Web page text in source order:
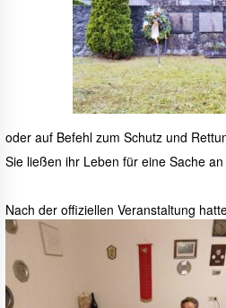
oder auf Befehl zum Schutz und
Sie ließen ihr Leben für eine Sache
Nach der offiziellen Veranstaltung